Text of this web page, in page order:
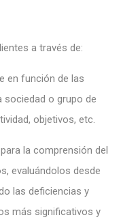
a través de:
en función de las
sociedad o grupo de
objetivos, etc.
la comprensión del
evaluándolos desde
las deficiencias y
más significativos y